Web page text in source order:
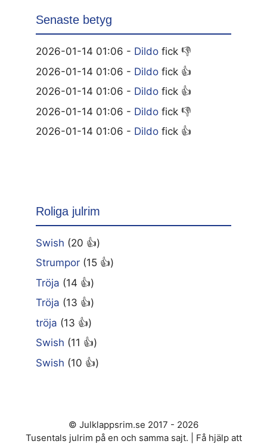
Senaste betyg
2026-01-14 01:06 - Dildo fick 👎
2026-01-14 01:06 - Dildo fick 👍
2026-01-14 01:06 - Dildo fick 👍
2026-01-14 01:06 - Dildo fick 👎
2026-01-14 01:06 - Dildo fick 👍
Roliga julrim
Swish (20 👍)
Strumpor (15 👍)
Tröja (14 👍)
Tröja (13 👍)
tröja (13 👍)
Swish (11 👍)
Swish (10 👍)
© Julklappsrim.se 2017 - 2026
Tusentals julrim på en och samma sajt. | Få hjälp att